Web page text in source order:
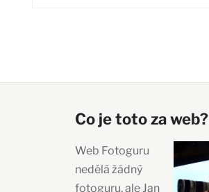
Co je toto za web?
Web Fotoguru
nedělá žádný
fotoguru, ale Jan